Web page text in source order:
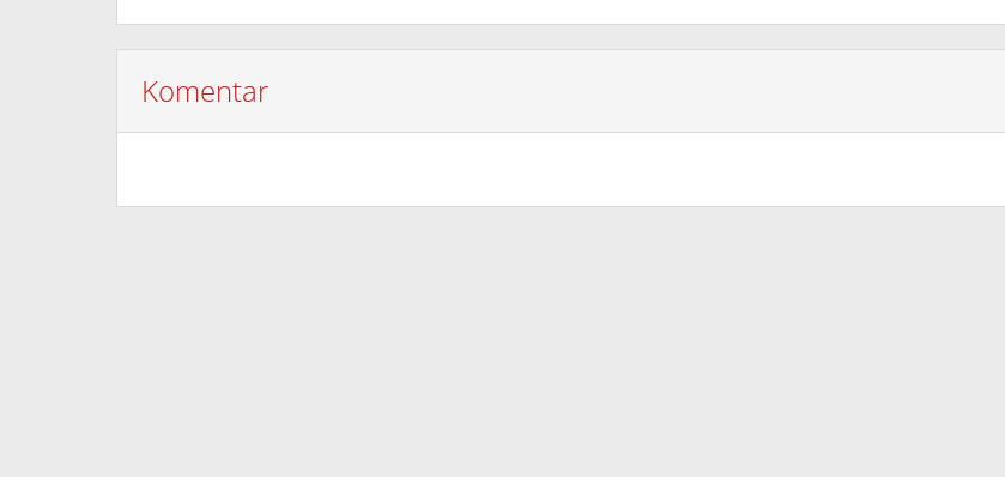
Komentar